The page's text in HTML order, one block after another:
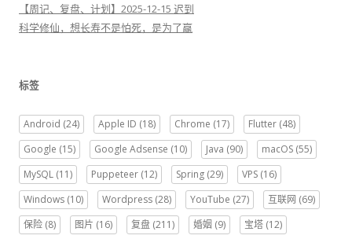
【周记、复盘、计划】2025-12-15 迟到
科学修仙，想长寿不是怕死，是为了赢
标签
Android (24) Apple ID (18) Chrome (17) Flutter (48)
Google (15) Google Adsense (10) Java (90) macOS (55)
MySQL (11) Puppeteer (12) Spring (29) VPS (16)
Windows (10) Wordpress (28) YouTube (27) 互联网 (69)
保险 (8) 图片 (16) 复盘 (211) 婚姻 (9) 宝塔 (12)